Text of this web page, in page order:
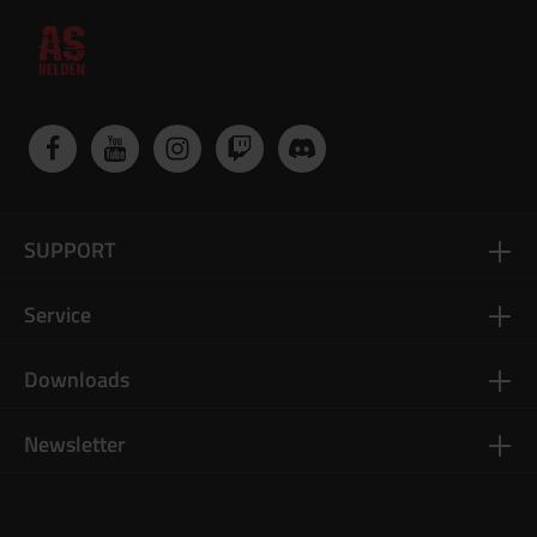
Newsletter
SUPPORT
Service
Downloads